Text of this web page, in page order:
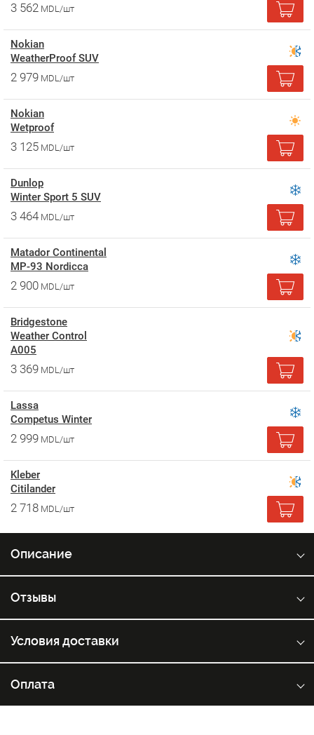
3 562 MDL/шт
Nokian
WeatherProof SUV
2 979 MDL/шт
Nokian
Wetproof
3 125 MDL/шт
Dunlop
Winter Sport 5 SUV
3 464 MDL/шт
Matador Continental
MP-93 Nordicca
2 900 MDL/шт
Bridgestone
Weather Control
A005
3 369 MDL/шт
Lassa
Competus Winter
2 999 MDL/шт
Kleber
Citilander
2 718 MDL/шт
Описание
Отзывы
Условия доставки
Оплата